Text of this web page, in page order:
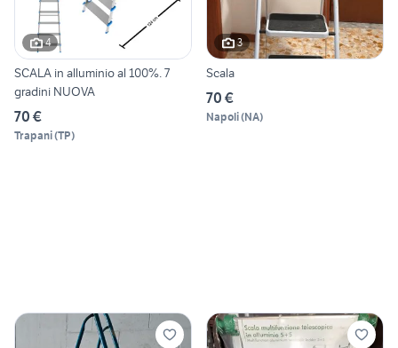
4
SCALA in alluminio al 100%. 7
gradini NUOVA
70 €
Trapani(TP)
3
Scala
70 €
Napoli(NA)